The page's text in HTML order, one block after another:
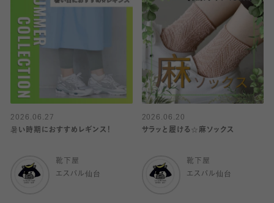
2026.06.27
暑い時期におすすめレギンス！
靴下屋
エスパル仙台
2026.06.20
サラッと履ける☆麻ソックス
靴下屋
エスパル仙台